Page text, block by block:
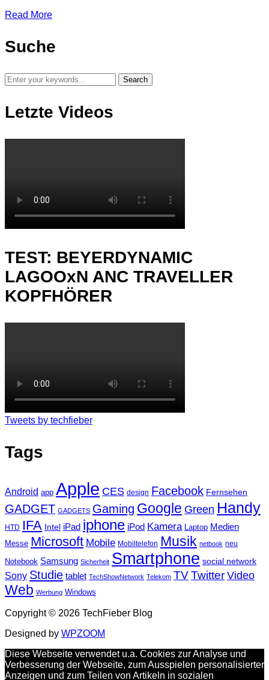
Read More
Suche
Letzte Videos
TEST: BEYERDYNAMIC
LAGOOxN ANC TRAVELLER
KOPFHÖRER
Tweets by techfieber
Tags
Android app Apple CES design Facebook Fernsehen
GADGET GADGETS Gaming Google Green Handy
HTD IFA Intel iPad iphone iPod Kamera Laptop Medien
Messe Microsoft Mobile Mobiltelefon Musik netbook neu
Notebook Samsung Sicherheit Smartphone social network
Sony Studie tablet TechShowNetwork Telekom TVTwitter Video
Web Werbung Windows
Copyright © 2026 TechFieber Blog
Designed by WPZOOM
Diese Webseite verwendet u.a. Cookies zur Analyse und
Verbesserung der Webseite, zum Ausspielen personalisierter
Anzeigen und zum Teilen von Artikeln in sozialen